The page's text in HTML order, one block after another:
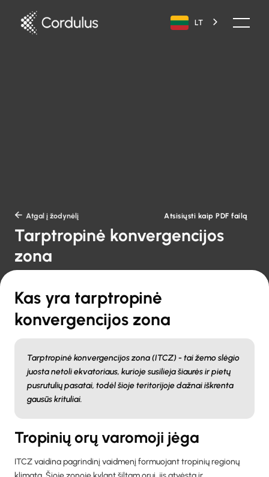
LT
 Atgal į žodynėlį Atsisiųsti kaip PDF failą
Tarptropinė konvergencijos
zona
Kas yra tarptropinė
konvergencijos zona
Tarptropinė konvergencijos zona (ITCZ) - tai žemo slėgio
juosta netoli ekvatoriaus, kurioje susilieja šiaurės ir pietų
pusrutulių pasatai, todėl šioje teritorijoje dažnai iškrenta
gausūs krituliai.
Tropinių orų varomoji jėga
ITCZ vaidina pagrindinį vaidmenį formuojant tropinių regionų